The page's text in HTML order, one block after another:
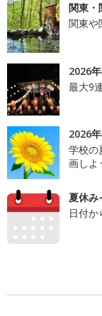
関東・
関東や
2026
最大9
2026
学校の
画しよ
夏休み
日付